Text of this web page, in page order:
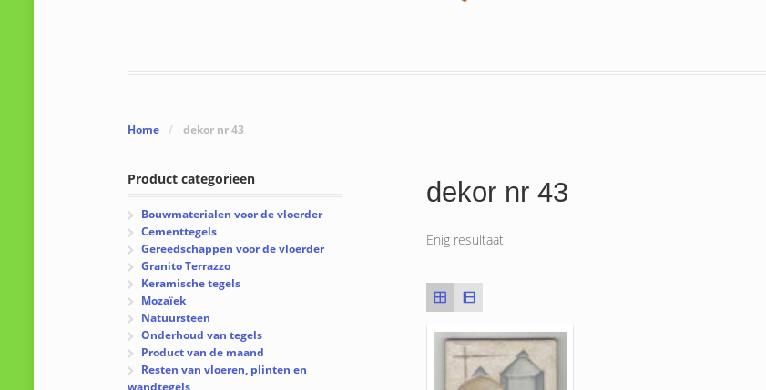
Home / dekor nr 43
dekor nr 43
Enig resultaat
Product categorieen
Bouwmaterialen voor de vloerder
Cementtegels
Gereedschappen voor de vloerder
Granito Terrazzo
Keramische tegels
Mozaïek
Natuursteen
Onderhoud van tegels
Product van de maand
Resten van vloeren, plinten en